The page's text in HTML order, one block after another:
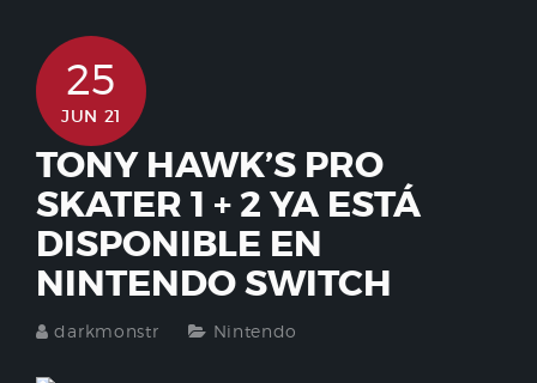
25
JUN 21
TONY HAWK’S PRO
SKATER 1 + 2 YA ESTÁ
DISPONIBLE EN
NINTENDO SWITCH
darkmonstr Nintendo